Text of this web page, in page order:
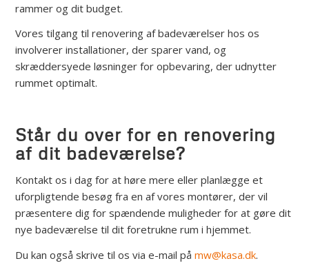
rammer og dit budget.
Vores tilgang til renovering af badeværelser hos os
involverer installationer, der sparer vand, og
skræddersyede løsninger for opbevaring, der udnytter
rummet optimalt.
Står du over for en renovering
af dit badeværelse?
Kontakt os i dag for at høre mere eller planlægge et
uforpligtende besøg fra en af vores montører, der vil
præsentere dig for spændende muligheder for at gøre dit
nye badeværelse til dit foretrukne rum i hjemmet.
Du kan også skrive til os via e-mail påmw@kasa.dk.